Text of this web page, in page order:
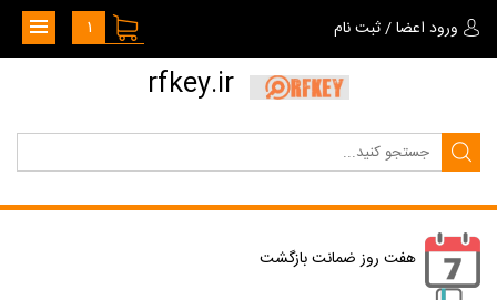
ورود اعضا/ثبت نام 1
rfkey.ir
هفت روز ضمانت بازگشت